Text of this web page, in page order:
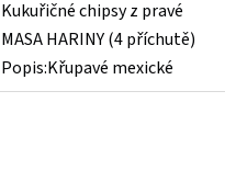
5
hvězdiček.
Kukuřičné chipsy z pravé
MASA HARINY (4 příchutě)
Popis:Křupavé mexické
chipsy vyrobené z pravé...